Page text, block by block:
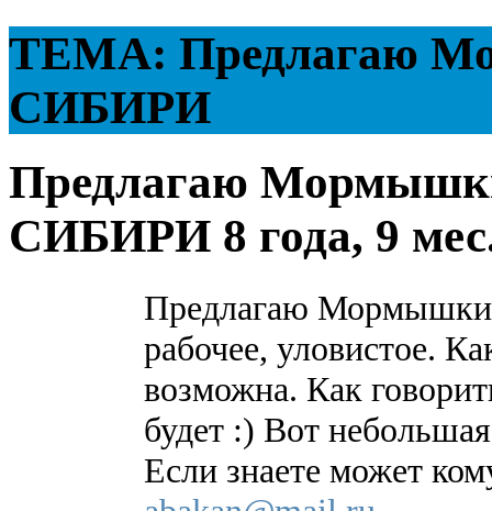
ТЕМА: Предлагаю
СИБИРИ
Предлагаю
СИБИРИ 8 года, 9
Предлагаю
рабочее, уловистое.
возможна. Как
будет :) Вот
Если знаете может